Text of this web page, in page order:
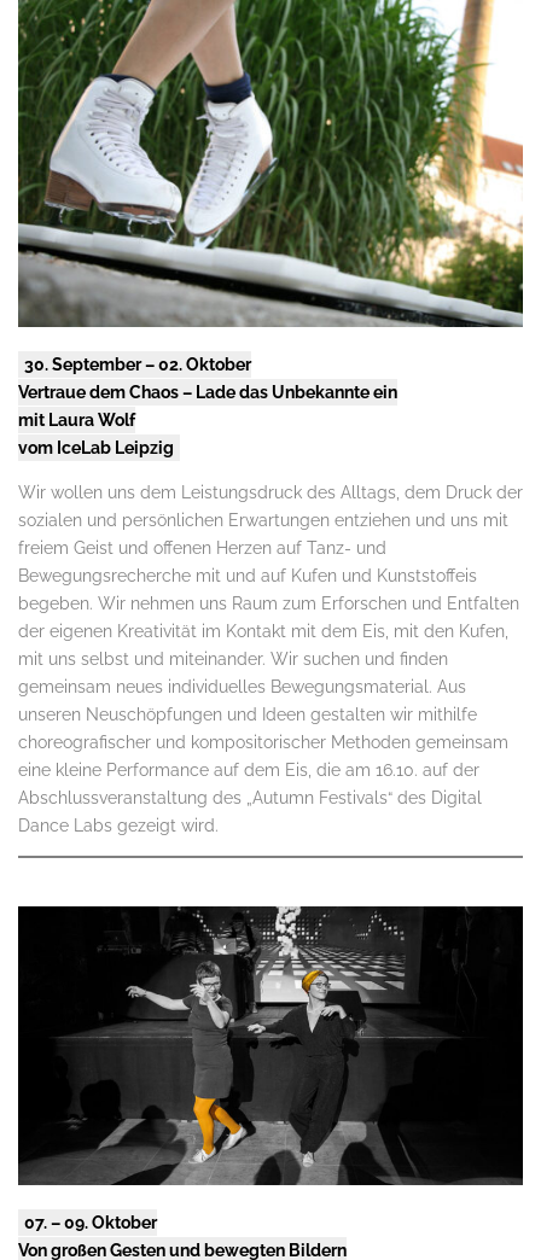
30. September – 02. Oktober
Vertraue dem Chaos – Lade das Unbekannte ein
mit Laura Wolf
vom IceLab Leipzig
Wir wollen uns dem Leistungsdruck des Alltags, dem Druck der
sozialen und persönlichen Erwartungen entziehen und uns mit
freiem Geist und offenen Herzen auf Tanz- und
Bewegungsrecherche mit und auf Kufen und Kunststoffeis
begeben. Wir nehmen uns Raum zum Erforschen und Entfalten
der eigenen Kreativität im Kontakt mit dem Eis, mit den Kufen,
mit uns selbst und miteinander. Wir suchen und finden
gemeinsam neues individuelles Bewegungsmaterial. Aus
unseren Neuschöpfungen und Ideen gestalten wir mithilfe
choreografischer und kompositorischer Methoden gemeinsam
eine kleine Performance auf dem Eis, die am 16.10. auf der
Abschlussveranstaltung des „Autumn Festivals“ des Digital
Dance Labs gezeigt wird.
07. – 09. Oktober
Von großen Gesten und bewegten Bildern